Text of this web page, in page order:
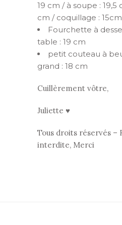
19 cm / à soupe : 19,5
cm / coquillage :
Fourchette à
table : 19 cm
petit couteau à
grand : 18 cm
Cuillèrement vôtre,
Juliette ♥
Tous droits réservés –
interdite, Merci